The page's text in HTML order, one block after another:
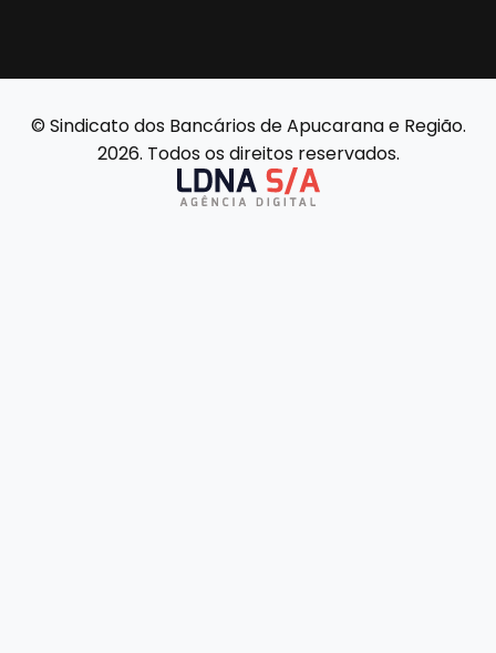
© Sindicato dos Bancários de Apucarana e Região.
2026. Todos os direitos reservados.